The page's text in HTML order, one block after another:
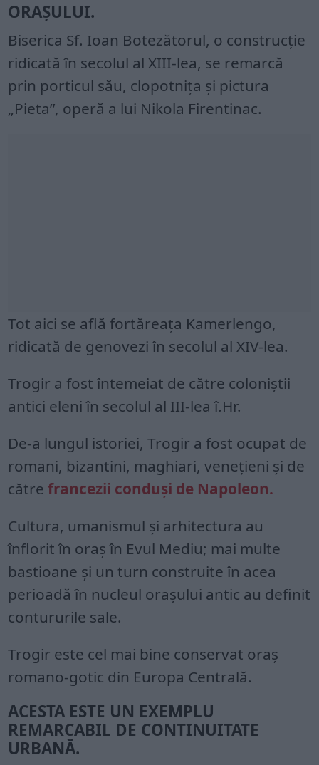
ORAŞULUI.
Biserica Sf. Ioan Botezătorul, o construcţie
ridicată în secolul al XIII-lea, se remarcă
prin porticul său, clopotniţa şi pictura
„Pieta”, operă a lui Nikola Firentinac.
Tot aici se află fortăreaţa Kamerlengo,
ridicată de genovezi în secolul al XIV-lea.
Trogir a fost întemeiat de către coloniştii
antici eleni în secolul al III-lea î.Hr.
De-a lungul istoriei, Trogir a fost ocupat de
romani, bizantini, maghiari, veneţieni şi de
cătrefrancezii conduşi de Napoleon.
Cultura, umanismul şi arhitectura au
înflorit în oraş în Evul Mediu; mai multe
bastioane şi un turn construite în acea
perioadă în nucleul oraşului antic au definit
contururile sale.
Trogir este cel mai bine conservat oraş
romano-gotic din Europa Centrală.
ACESTA ESTE UN EXEMPLU
REMARCABIL DE CONTINUITATE
URBANĂ.